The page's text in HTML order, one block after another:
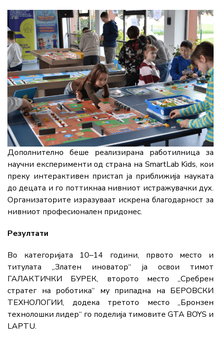
Дополнително беше реализирана работилница за
научни експерименти од страна на SmartLab Kids, кои
преку интерактивен пристап ја приближија науката
до децата и го поттикнаа нивниот истражувачки дух.
Организаторите изразуваат искрена благодарност за
нивниот професионален придонес.
Резултати
Во категоријата 10–14 години, првото место и
титулата „Златен иноватор“ ја освои тимот
ГАЛАКТИЧКИ БУРЕК, второто место „Сребрен
стратег на роботика“ му припадна на БЕРОВСКИ
ТЕХНОЛОГИИ, додека третото место „Бронзен
технолошки лидер“ го поделија тимовите GTA BOYS и
LAPTU.